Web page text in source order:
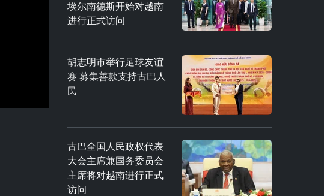
埃尔南德斯开始对越南
进行正式访问
胡志明市举行足球友谊
赛 募集善款支持古巴人
民
古巴全国人民政权代表
大会主席兼国务委员会
主席将对越南进行正式
访问